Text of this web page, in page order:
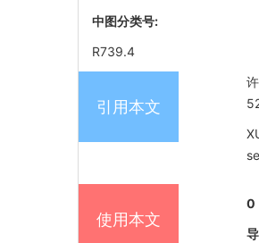
中图分类号:
R739.4
引用本文
使用本文
0